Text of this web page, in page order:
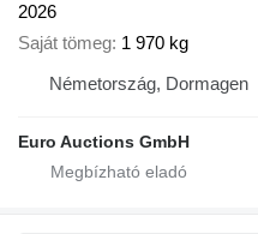
2026
Saját tömeg 1 970 kg
Németország, Dormagen
Euro Auctions GmbH